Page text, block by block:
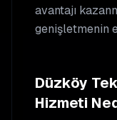
avantajı
genişletmenin
Düzköy
Hizmeti